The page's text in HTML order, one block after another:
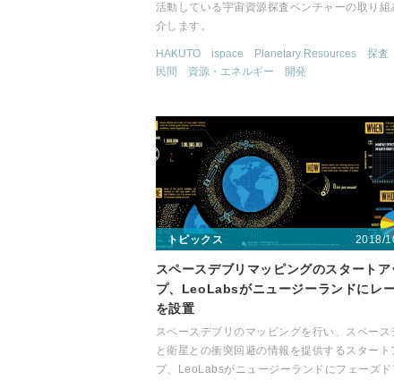
活動している宇宙資源探査ベンチャーの取り組
介します。
HAKUTO ispace Planetary Resources 探査
民間
資源・エネルギー 開発
トピックス 2018/
スペースデブリマッピングのスタートア
プ、LeoLabsがニュージーランドにレ
を設置
スペースデブリのマッピングを行い、スペース
と衛星との衝突回避の情報を提供するスタート
プ、LeoLabsがニュージーランドにフェーズド